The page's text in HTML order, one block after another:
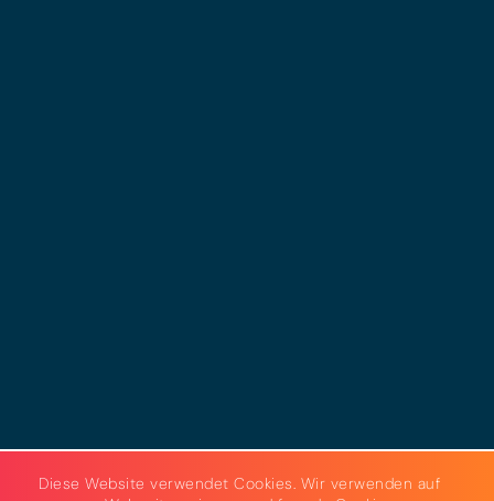
Diese Website verwendet Cookies. Wir verwenden auf